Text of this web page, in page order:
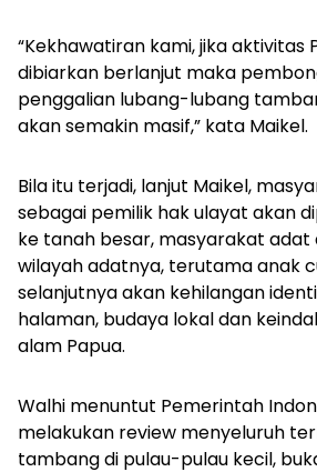
“Kekhawatiran kami, jika aktivitas
dibiarkan berlanjut maka
penggalian lubang-lubang
akan semakin masif,” kata Maikel.
Bila itu terjadi, lanjut Maikel,
sebagai pemilik hak ulayat akan
ke tanah besar, masyarakat adat
wilayah adatnya, terutama anak
selanjutnya akan kehilangan
halaman, budaya lokal dan
alam Papua.
Walhi menuntut Pemerintah
melakukan review menyeluruh
tambang di pulau-pulau kecil,